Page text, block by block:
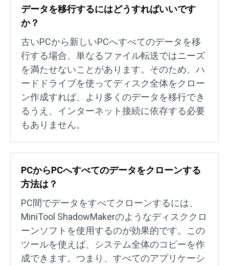
データを移行するにはどうすればいいです
か？
古いPCから新しいPCへすべてのデータを移
行する場合、単なるファイル転送ではニーズ
を満たせないことがあります。そのため、ハ
ードドライブを使ってディスク全体をクロー
ン作成すれば、より多くのデータを移行でき
るうえ、インターネット接続に依存する必要
もありません。
PCからPCへすべてのデータをクローンする
方法は？
PC間でデータをすべてクローンするには、
MiniTool ShadowMakerのようなディスククロ
ーンソフトを使用するのが効果的です。この
ツールを使えば、システム全体のコピーを作
成できます。つまり、すべてのアプリケーシ